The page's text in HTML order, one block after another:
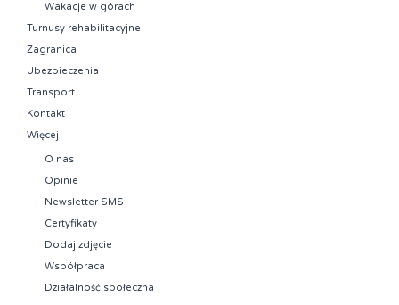
Wakacje w górach
Turnusy rehabilitacyjne
Zagranica
Ubezpieczenia
Transport
Kontakt
Więcej
O nas
Opinie
Newsletter SMS
Certyfikaty
Dodaj zdjęcie
Współpraca
Działalność społeczna